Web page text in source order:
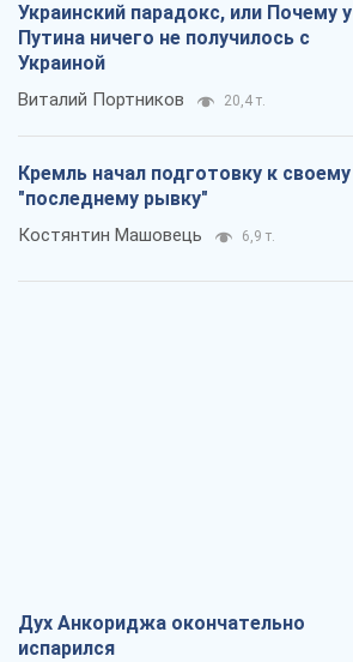
Украинский парадокс, или Почему у
Путина ничего не получилось с
Украиной
Виталий Портников 20,4 т.
Кремль начал подготовку к своему
"последнему рывку"
Костянтин Машовець 6,9 т.
Дух Анкориджа окончательно
испарился